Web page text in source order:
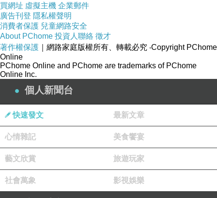
火〉等，雖然不是細碟歌，但得到很多
愛。當年，香港不少歌手想得到中森明菜的歌來翻唱，
如之前提到的梅艷芳翻唱Akina
〈BLONDE〉為〈黑布衣〉，李麗蕊翻唱〈禁區〉為
〈戀愛熱線〉，還有甄楚倩成功將〈難破船〉據為己
有，唱出廣東話版本，不知當年她有沒有聽過這些香港
版本，如果有，聽完之後又有什麼感覺及意見呢？八十
年代，年輕一輩都是聽中森明菜的歌長大，她的〈禁
區〉、〈十戒(1984)〉、〈少女A〉及〈Fin〉等，縱使
不明歌詞內容，聽完幾十次之後，也能一字一句唱出
來。
在1982年以〈慢動作〉出道的中森明菜，之後以
〈少女A
〉立即受到注目，首次打入流行榜第五位，銷
買網址 虛擬主機 企業郵件
廣告刊登 隱私權聲明
消費者保護 兒童網路安全
About PChome 投資人聯絡 徵才
著作權保護 ｜網路家庭版權所有、轉載必究 ‧Copyright PChome
Online
PChome Online and PChome are trademarks of PChome
Online Inc.
個人新聞台
快速發文 最新文章
心情雜記 美食饗宴
藝文欣賞 旅遊玩家
社會萬象 影視娛樂